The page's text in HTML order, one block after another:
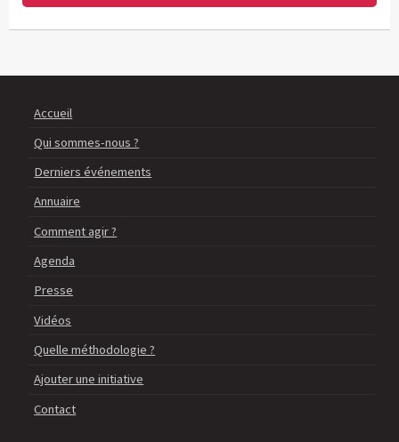
Accueil
Qui sommes-nous ?
Derniers événements
Annuaire
Comment agir ?
Agenda
Presse
Vidéos
Quelle méthodologie ?
Ajouter une initiative
Contact